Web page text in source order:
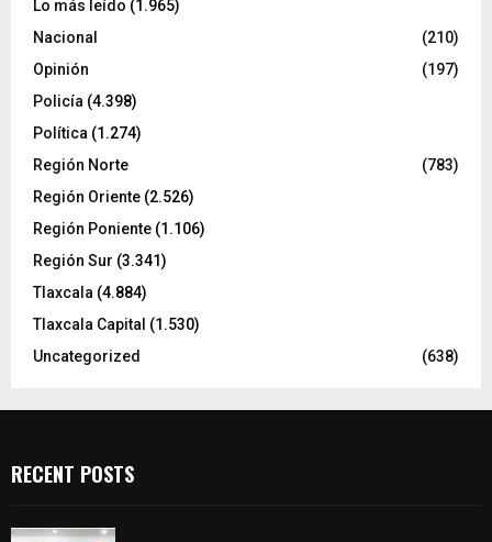
Lo más leído (1.965)
Nacional
(210)
Opinión
(197)
Policía (4.398)
Política (1.274)
Región Norte
(783)
Región Oriente (2.526)
Región Poniente (1.106)
Región Sur (3.341)
Tlaxcala (4.884)
Tlaxcala Capital (1.530)
Uncategorized
(638)
RECENT POSTS